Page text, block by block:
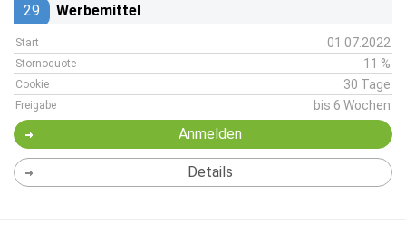
29 Werbemittel
Start 01.07.2022
Stornoquote 11 %
Cookie 30 Tage
Freigabe bis 6 Wochen
Anmelden
Details